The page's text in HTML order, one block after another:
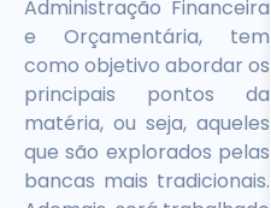
Administração Financeira
e Orçamentária, tem
como objetivo abordar os
principais pontos da
matéria, ou seja, aqueles
que são explorados pelas
bancas mais tradicionais.